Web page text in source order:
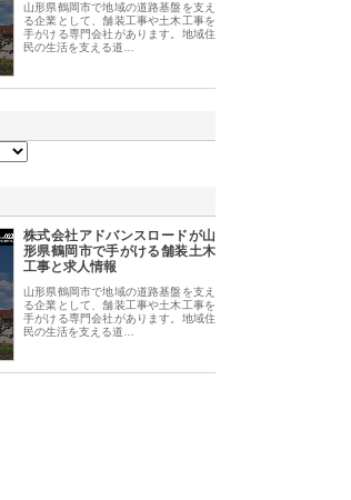
山形県鶴岡市で地域の道路基盤を支え
る企業として、舗装工事や土木工事を
手がける専門会社があります。地域住
民の生活を支える道…
株式会社アドバンスロードが山
形県鶴岡市で手がける舗装土木
工事と求人情報
山形県鶴岡市で地域の道路基盤を支え
る企業として、舗装工事や土木工事を
手がける専門会社があります。地域住
民の生活を支える道…